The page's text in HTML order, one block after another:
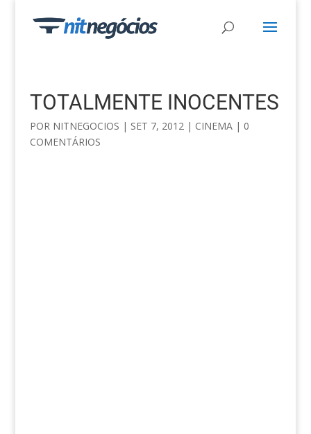
TOTALMENTE INOCENTES
POR NITNEGOCIOS | SET 7, 2012| CINEMA| 0
COMENTÁRIOS